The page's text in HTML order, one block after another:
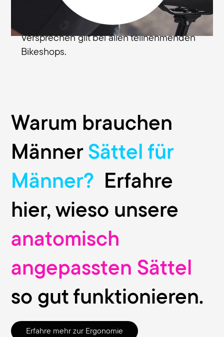
Fachhändler zurückgeben, bei dem du
den Sattel erworben hast. Dieses
Versprechen gilt bei allen teilnehmenden
Bikeshops.
Warum brauchen
MännerSättel für
Männer? Erfahre
hier, wieso unsere
anatomisch
angepassten Sättel
so gut funktionieren.
Erfahre mehr zur Ergonomie